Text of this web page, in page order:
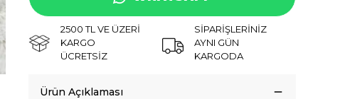
2500 TL VE ÜZERİ
KARGO
ÜCRETSİZ
SİPARİŞLERİNİZ
AYNI GÜN
KARGODA
Ürün Açıklaması